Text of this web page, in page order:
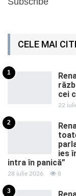
CELE MAI
1
cei
22
2
ies
intra în panică”
28 iulie 2026 8
3